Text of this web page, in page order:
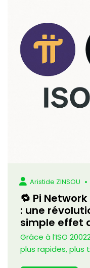
Aristide ZINSOU
🔁 Pi
: une
simple effet
Grâce à l’ISO
plus rapides, plus